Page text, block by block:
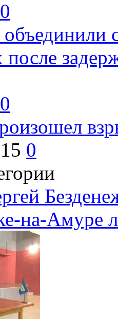
0
0
0
на-Амуре